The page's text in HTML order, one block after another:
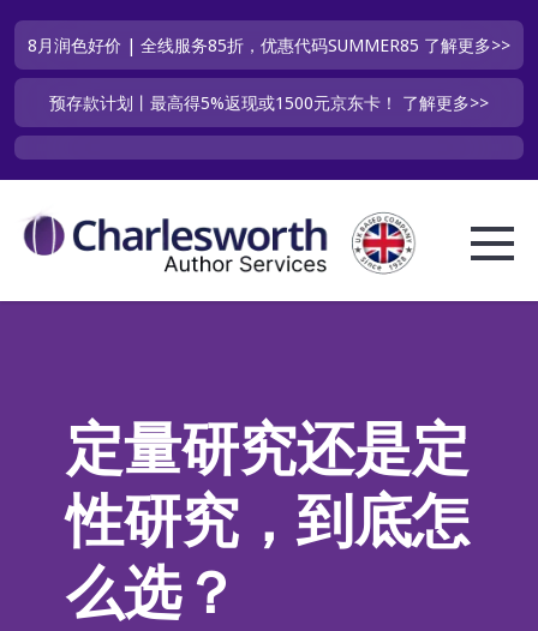
8月润色好价 | 全线服务85折，优惠代码SUMMER85 了解更多>>
预存款计划丨最高得5%返现或1500元京东卡！ 了解更多>>
定量研究还是定
性研究，到底怎
么选？